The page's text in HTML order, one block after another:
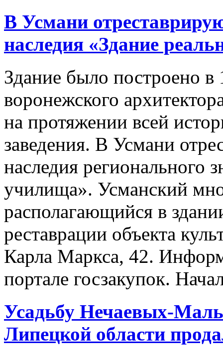
В Усмани
наследия «Здание
Здание было построено в
воронежского
на протяжении всей
заведения. В Усмани
наследия регионального
училища». Усманский
располагающийся в
реставрации объекта
Карла Маркса, 42.
портале госзакупок.
Усадьбу Нечаевых-
Липецкой области